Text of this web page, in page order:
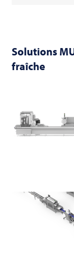
Solutions
fraîche